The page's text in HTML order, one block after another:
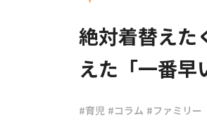
絶対着替えた
えた「一番早
#育児 #コラム #ファミリー